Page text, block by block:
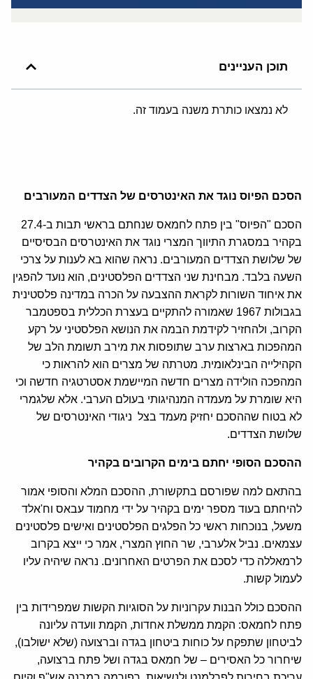
תוכן העניינים
לא נמצאו כותרת משנה בעמוד זה.
הסכם הפיוס נוגד את האינטרסים של הצדדים המעורבים
הסכם "הפיוס" בין פתח לחמאס שנחתם בראשי תבות ב-27.4
בקהיר במסגרת התיווך המצרי נוגד את האינטרסים הבסיסיים
של שלושת הצדדים המעורבים. נראה שהוא בא לענות על צרכי
השעה בלבד. מבחינת שני הצדדים הפלסטינים, הוא נועד להפגין
את איחוד השורות לקראת ההצבעה על הכרה במדינה פלסטינית
בגבולות 1967 שאמורה להתקיים בעצרת הכללית בספטמבר
הקרוב, ולהחזיר לקידמת הבמה את הנושא הפלסטיני על רקע
המהפכות בארצות ערב שתופסות את מירב תשומת הלב של
הקהילייה הבינלאומית. מטרתה של מצרים הוא להראות כי
המהפכה הולידה מצרים חדשה המיישמת אסטרטגיה חדשה וכי
היא שומרת על מעמדה המנהיגותי בעולם הערבי. אלא שלגמרי
לא בטוח שההסכם יחזיק מעמד בצל ניגודי האינטרסים של
שלושת הצדדים.
ההסכם הסופי יחתם בימים הקרובים בקהיר
בהתאם למה שפורסם בתקשורת, ההסכם המלא והסופי אמור
להיחתם בעוד מספר ימים בקהיר על ידי מחמוד עבאס וח'אלד
משעל, בנוכחות ראשי כל הפלגים הפלסטינים ואישים פלסטינים
עצמאים. נביל אלערבי, שר החוץ המצרי, אמר כי ייצא בקרוב
לרמאללה כדי לסכם את הפרטים האחרונים. נראה שיהיה עליו
לעמול קשות.
ההסכם כולל הבנות עקרוניות על הסוגיות הקשות שמפרידות בין
פתח לחמאס: הקמת ממשלת אחדות, הקמת וועדה עליונה
לביטחון שתפקח על כוחות ביטחון בגדה וברצועה (שלא ישולבו),
שיחרור כל האסירים – של חמאס בגדה ושל פתח ברצועה,